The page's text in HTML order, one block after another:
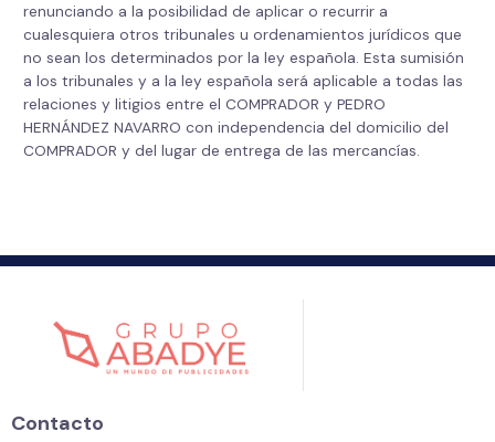
renunciando a la posibilidad de aplicar o recurrir a
cualesquiera otros tribunales u ordenamientos jurídicos que
no sean los determinados por la ley española. Esta sumisión
a los tribunales y a la ley española será aplicable a todas las
relaciones y litigios entre el COMPRADOR y PEDRO
HERNÁNDEZ NAVARRO con independencia del domicilio del
COMPRADOR y del lugar de entrega de las mercancías.
Contacto